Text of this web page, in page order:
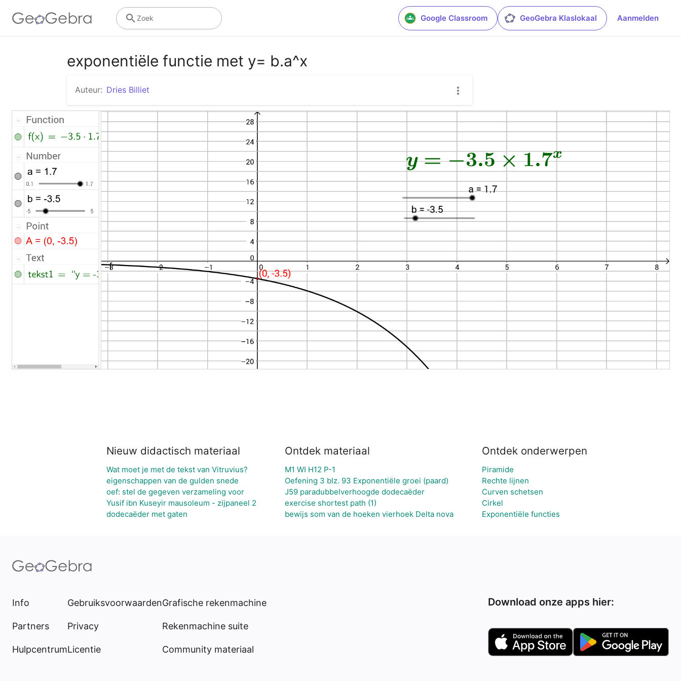
Google Classroom GeoGebra Klaslokaal Aanmelden
Zoek
exponentiële functie met y= b.a^x
Auteur: Dries Billiet
Nieuw didactisch materiaal
Wat moet je met de tekst van Vitruvius?
eigenschappen van de gulden snede
oef: stel de gegeven verzameling voor
Yusif ibn Kuseyir mausoleum - zijpaneel 2
dodecaëder met gaten
Ontdek materiaal
M1 WI H12 P-1
Oefening 3 blz. 93 Exponentiële groei (paard)
J59 paradubbelverhoogde dodecaëder
exercise shortest path (1)
bewijs som van de hoeken vierhoek Delta nova
Ontdek onderwerpen
Piramide
Rechte lijnen
Curven schetsen
Cirkel
Exponentiële functies
Info
Partners
Hulpcentrum
Gebruiksvoorwaarden
Privacy
Licentie
Grafische rekenmachine
Rekenmachine suite
Community materiaal
Download onze apps hier: